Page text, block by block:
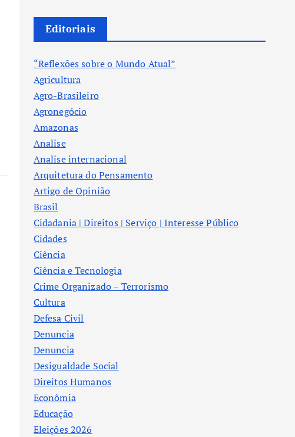
Editoriais
“Reflexões sobre o Mundo Atual”
Agricultura
Agro-Brasileiro
Agronegócio
Amazonas
Analise
Analise internacional
Arquitetura do Pensamento
Artigo de Opinião
Brasil
Cidadania | Direitos | Serviço | Interesse Público
Cidades
Ciência
Ciência e Tecnologia
Crime Organizado – Terrorismo
Cultura
Defesa Civil
Denuncia
Denuncia
Desigualdade Social
Direitos Humanos
Econômia
Educação
Eleições 2026